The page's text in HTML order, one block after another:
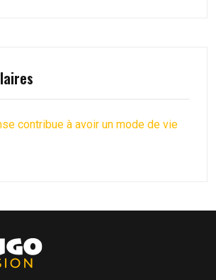
contribue à avoir un mode de vie